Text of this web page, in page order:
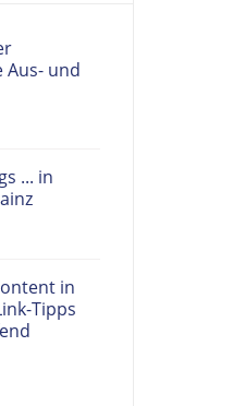
Aus- und
... in
in
Tipps